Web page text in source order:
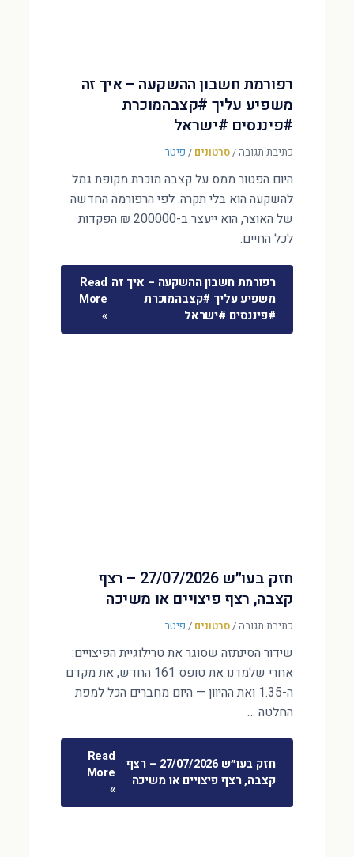
רפורמת חשבון ההשקעה – איך זה
משפיע עליך #קצבהמוכרת
#פיננסים #ישראל
כתיבת תגובה/סרטונים / פיטר
היום הפטור ממס על קצבה מוכרת מקופת גמל
להשקעה הוא בלי תקרה. לפי הרפורמה החדשה
של האוצר, הוא ייעצר ב-200000 ₪ הפקדות
לכל החיים.
רפורמת חשבון ההשקעה – איך זה
משפיע עליך #קצבהמוכרת
#פיננסים #ישראל
Read
More
»
חזק בעו״ש 27/07/2026 – רצף
קצבה, רצף פיצויים או משיכה
כתיבת תגובה/סרטונים / פיטר
שידור הסינתזה שסוגר את טרילוגיית הפיצויים:
אחרי שלמדנו את טופס 161 החדש, את מקדם
ה-1.35 ואת ההיוון — היום מחברים הכל למפת
החלטה …
חזק בעו״ש 27/07/2026 – רצף
קצבה, רצף פיצויים או משיכה
Read
More
»